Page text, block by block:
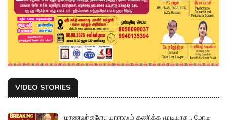
VIDEO STORIES
மாணவர்களே.. யாராலும் கணிக்க முடியாது.. மோடி